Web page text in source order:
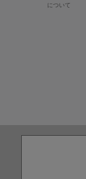
について